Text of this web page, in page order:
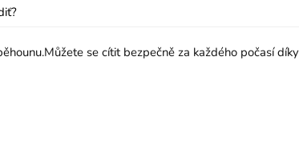
se cítit bezpečně za každého počasí